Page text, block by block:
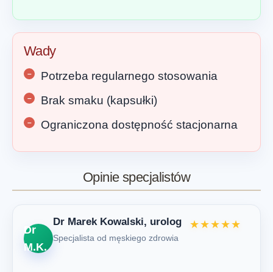
Wady
Potrzeba regularnego stosowania
Brak smaku (kapsułki)
Ograniczona dostępność stacjonarna
Opinie specjalistów
Dr
M.K.
Dr Marek Kowalski, urolog
Specjalista od męskiego zdrowia
★★★★★